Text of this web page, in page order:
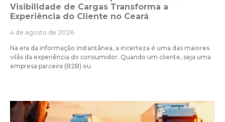
Visibilidade de Cargas Transforma a
Experiência do Cliente no Ceará
4 de agosto de 2026
Na era da informação instantânea, a incerteza é uma das maiores
vilãs da experiência do consumidor. Quando um cliente, seja uma
empresa parceira (B2B) ou